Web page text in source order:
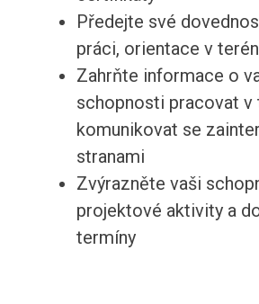
Předejte své
práci, orientace v
Zahrňte informace o
schopnosti pracovat v
komunikovat se
stranami
Zvýrazněte vaši
projektové aktivity a
termíny